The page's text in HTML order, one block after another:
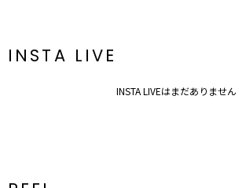
INSTA LIVE
INSTA LIVEはまだありません